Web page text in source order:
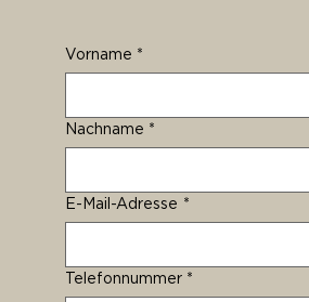
Vorname *
Nachname *
E-Mail-Adresse *
Telefonnummer *